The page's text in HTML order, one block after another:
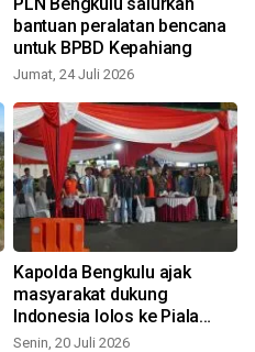
bantuan peralatan bencana
untuk BPBD Kepahiang
Jumat, 24 Juli 2026
Kapolda Bengkulu ajak
masyarakat dukung
Indonesia lolos ke Piala
Dunia
Senin, 20 Juli 2026